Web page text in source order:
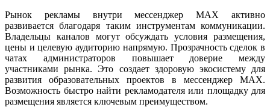
Рынок рекламы внутри мессенджер MAX активно
развивается благодаря таким инструментам коммуникации.
Владельцы каналов могут обсуждать условия размещения,
цены и целевую аудиторию напрямую. Прозрачность сделок в
чатах администраторов повышает доверие между
участниками рынка. Это создает здоровую экосистему для
развития образовательных проектов в мессенджер MAX.
Возможность быстро найти рекламодателя или площадку для
размещения является ключевым преимуществом.